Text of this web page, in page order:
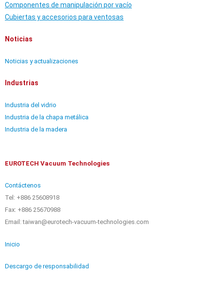
Componentes de manipulación por vacío
Cubiertas y accesorios para ventosas
Noticias
Noticias y actualizaciones
Industrias
Industria del vidrio
Industria de la chapa metálica
Industria de la madera
EUROTECH Vacuum Technologies
Contáctenos
Tel: +886 25608918
Fax: +886 25670988
Email: taiwan@eurotech-vacuum-technologies.com
Inicio
Descargo de responsabilidad